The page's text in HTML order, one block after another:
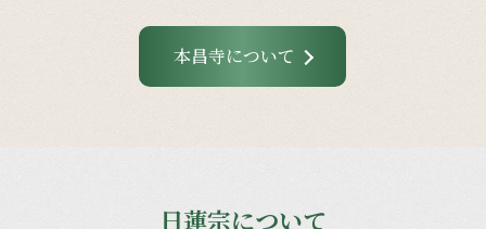
本昌寺について
日蓮宗について